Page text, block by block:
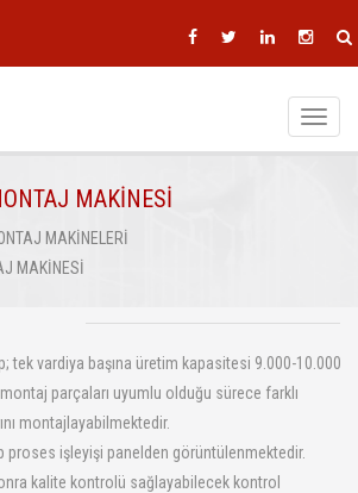
Toggle
MAKİNESİ
MAKİNELERİ
MAKİNESİ
tek vardiya başına üretim kapasitesi 9.000-10.000
parçaları uyumlu olduğu sürece farklı
montajlayabilmektedir.
proses işleyişi panelden görüntülenmektedir.
kalite kontrolü sağlayabilecek kontrol